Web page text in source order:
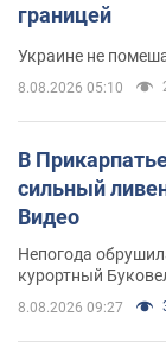
границей
Украине не
8.08.2026 05:10
В
сильный
Видео
Непогода
курортный
8.08.2026 09:27